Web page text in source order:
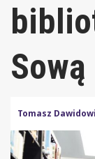
Sową
Tomasz